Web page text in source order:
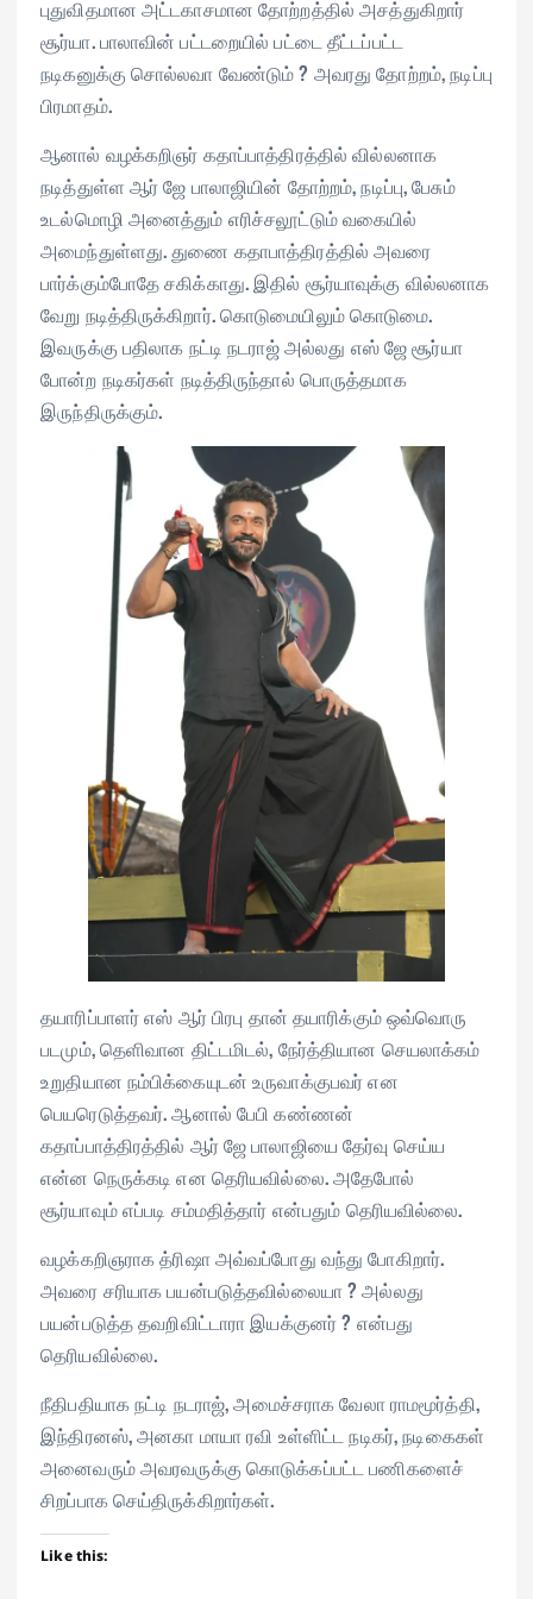
புதுவிதமான அட்டகாசமான தோற்றத்தில் அசத்துகிறார்
சூர்யா. பாலாவின் பட்டறையில் பட்டை தீட்டப்பட்ட
நடிகனுக்கு சொல்லவா வேண்டும் ? அவரது தோற்றம், நடிப்பு
பிரமாதம்.
ஆனால் வழக்கறிஞர் கதாப்பாத்திரத்தில் வில்லனாக
நடித்துள்ள ஆர் ஜே பாலாஜியின் தோற்றம், நடிப்பு, பேசும்
உடல்மொழி அனைத்தும் எரிச்சலூட்டும் வகையில்
அமைந்துள்ளது. துணை கதாபாத்திரத்தில் அவரை
பார்க்கும்போதே சகிக்காது. இதில் சூர்யாவுக்கு வில்லனாக
வேறு நடித்திருக்கிறார். கொடுமையிலும் கொடுமை.
இவருக்கு பதிலாக நட்டி நடராஜ் அல்லது எஸ் ஜே சூர்யா
போன்ற நடிகர்கள் நடித்திருந்தால் பொருத்தமாக
இருந்திருக்கும்.
தயாரிப்பாளர் எஸ் ஆர் பிரபு தான் தயாரிக்கும் ஒவ்வொரு
படமும், தெளிவான திட்டமிடல், நேர்த்தியான செயலாக்கம்
உறுதியான நம்பிக்கையுடன் உருவாக்குபவர் என
பெயரெடுத்தவர். ஆனால் பேபி கண்ணன்
கதாப்பாத்திரத்தில் ஆர் ஜே பாலாஜியை தேர்வு செய்ய
என்ன நெருக்கடி என தெரியவில்லை. அதேபோல்
சூர்யாவும் எப்படி சம்மதித்தார் என்பதும் தெரியவில்லை.
வழக்கறிஞராக த்ரிஷா அவ்வப்போது வந்து போகிறார்.
அவரை சரியாக பயன்படுத்தவில்லையா ? அல்லது
பயன்படுத்த தவறிவிட்டாரா இயக்குனர் ? என்பது
தெரியவில்லை.
நீதிபதியாக நட்டி நடராஜ், அமைச்சராக வேலா ராமமூர்த்தி,
இந்திரனஸ், அனகா மாயா ரவி உள்ளிட்ட நடிகர், நடிகைகள்
அனைவரும் அவரவருக்கு கொடுக்கப்பட்ட பணிகளைச்
சிறப்பாக செய்திருக்கிறார்கள்.
Like this: